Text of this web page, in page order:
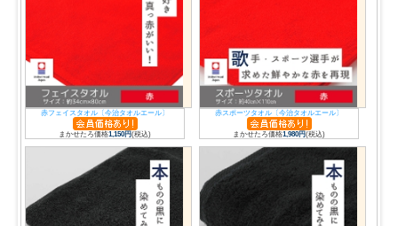
赤フェイスタオル〔今治タオルエール〕
まかせたろ価格1,150円(税込)
赤スポーツタオル〔今治タオルエール〕
まかせたろ価格1,980円(税込)